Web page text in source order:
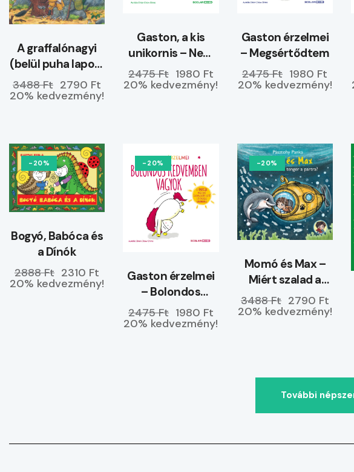
A graffalónagyi
(belül puha lapos)
ELŐRENDELHETŐ
3488 Ft 2790 Ft
20% kedvezmény!
Gaston, a kis
unikornis – Nem
hagyom magam
2475 Ft 1980 Ft
20% kedvezmény!
Gaston érzelmei
– Megsértődtem
2475 Ft 1980 Ft
20% kedvezmény!
-20%
Bogyó, Babóca és
a Dínók
2888 Ft 2310 Ft
20% kedvezmény!
-20%
Gaston érzelmei
– Bolondos
kedvemben
vagyok
2475 Ft 1980 Ft
20% kedvezmény!
-20%
Momó és Max –
Miért szalad a
tenger a partra?
3488 Ft 2790 Ft
20% kedvezmény!
További